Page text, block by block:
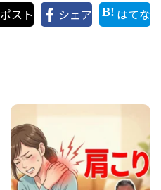
ポスト シェア はてな